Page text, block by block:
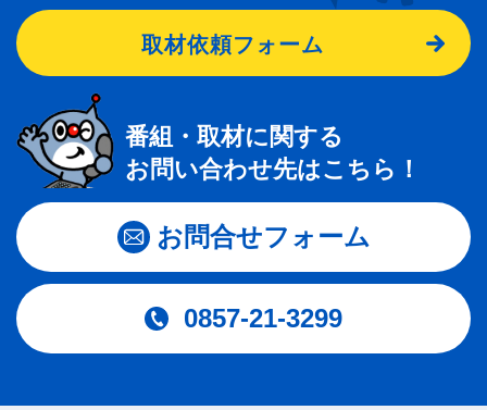
取材依頼フォーム
番組・取材に関する
お問い合わせ先はこちら！
お問合せフォーム
0857-21-3299